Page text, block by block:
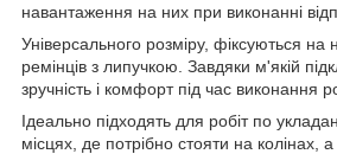
навантаження на них при виконанні
Універсального розміру, фіксуються на
ремінців з липучкою. Завдяки м'якій
зручність і комфорт під час виконання
Ідеально підходять для робіт по
місцях, де потрібно стояти на колінах,